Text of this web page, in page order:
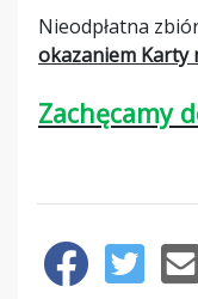
Nieodpłatna
okazaniem Karty
Zachęcamy